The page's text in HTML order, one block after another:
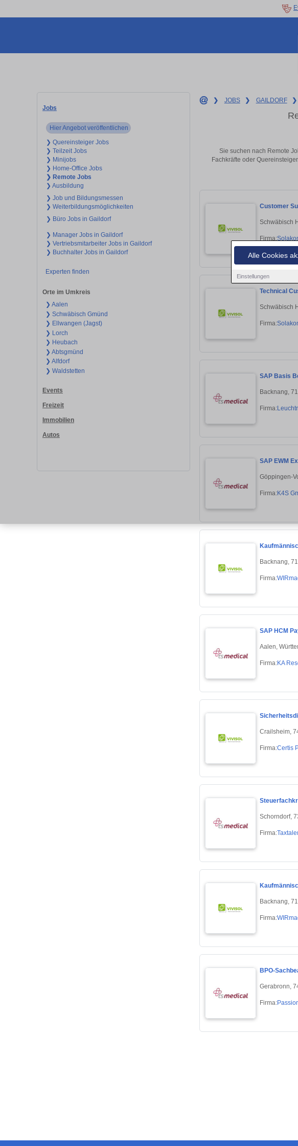
Alle Cookies
Einstellungen
Jobs
Hier Angebot veröffentlichen
❯ Quereinsteiger Jobs
❯ Teilzeit Jobs
❯ Minijobs
❯ Home-Office Jobs
❯ Remote Jobs
❯ Ausbildung
❯ Job und Bildungsmessen
❯ Weiterbildungsmöglichkeiten
❯ Büro Jobs in Gaildorf
❯ Manager Jobs in Gaildorf
❯ Vertriebsmitarbeiter Jobs in Gaildorf
❯ Buchhalter Jobs in Gaildorf
Experten finden
Orte im Umkreis
❯ Aalen
❯ Schwäbisch Gmünd
❯ Ellwangen (Jagst)
❯ Lorch
❯ Heubach
❯ Abtsgmünd
❯ Alfdorf
❯ Waldstetten
Events
Freizeit
Immobilien
Autos
❯ JOBS ❯ GAILDORF ❯
Sie suchen nach Remote
Fachkräfte oder
Customer
Schwäbisch
Firma:
Technical
Schwäbisch
Firma:
SAP Basis
Backnang,
Firma:
SAP EWM
Göppingen-
Firma:K4S
Backnang,
Firma:
SAP HCM
Aalen,
Firma:KA
Crailsheim,
Firma:Certis
Schorndorf,
Firma:
Backnang,
Firma:
BPO-
Gerabronn,
Firma: